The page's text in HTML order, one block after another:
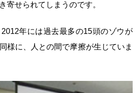
寄せられてしまうのです。
年には過去最多の15頭のゾウが
様に、人との間で摩擦が生じていま